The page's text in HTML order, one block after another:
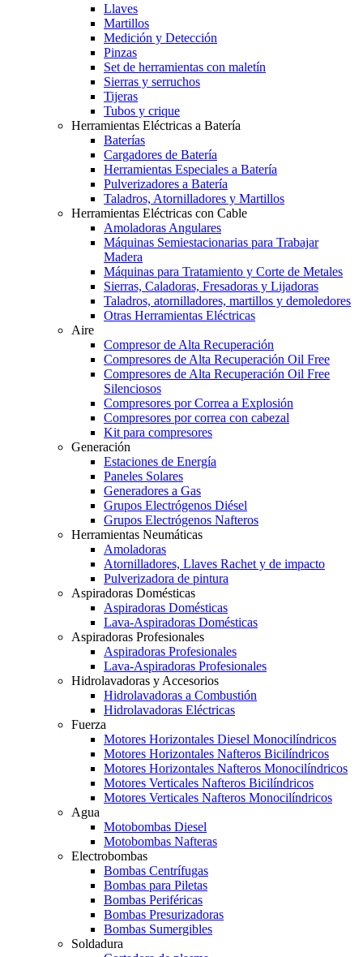
Llaves
Martillos
Medición y Detección
Pinzas
Set de herramientas con maletín
Sierras y serruchos
Tijeras
Tubos y crique
Herramientas Eléctricas a Batería
Baterías
Cargadores de Batería
Herramientas Especiales a Batería
Pulverizadores a Batería
Taladros, Atornilladores y Martillos
Herramientas Eléctricas con Cable
Amoladoras Angulares
Máquinas Semiestacionarias para Trabajar
Madera
Máquinas para Tratamiento y Corte de Metales
Sierras, Caladoras, Fresadoras y Lijadoras
Taladros, atornilladores, martillos y demoledores
Otras Herramientas Eléctricas
Aire
Compresor de Alta Recuperación
Compresores de Alta Recuperación Oil Free
Compresores de Alta Recuperación Oil Free
Silenciosos
Compresores por Correa a Explosión
Compresores por correa con cabezal
Kit para compresores
Generación
Estaciones de Energía
Paneles Solares
Generadores a Gas
Grupos Electrógenos Diésel
Grupos Electrógenos Nafteros
Herramientas Neumáticas
Amoladoras
Atornilladores, Llaves Rachet y de impacto
Pulverizadora de pintura
Aspiradoras Domésticas
Aspiradoras Domésticas
Lava-Aspiradoras Domésticas
Aspiradoras Profesionales
Aspiradoras Profesionales
Lava-Aspiradoras Profesionales
Hidrolavadoras y Accesorios
Hidrolavadoras a Combustión
Hidrolavadoras Eléctricas
Fuerza
Motores Horizontales Diesel Monocilíndricos
Motores Horizontales Nafteros Bicilíndricos
Motores Horizontales Nafteros Monocilíndricos
Motores Verticales Nafteros Bicilíndricos
Motores Verticales Nafteros Monocilíndricos
Agua
Motobombas Diesel
Motobombas Nafteras
Electrobombas
Bombas Centrífugas
Bombas para Piletas
Bombas Periféricas
Bombas Presurizadoras
Bombas Sumergibles
Soldadura